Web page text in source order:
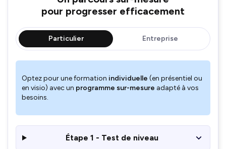
pour progresser efficacement
Particulier Entreprise
Optez pour une formation individuelle (en présentiel ou
en visio) avec un programme sur-mesure adapté à vos
besoins.
Étape 1 - Test de niveau